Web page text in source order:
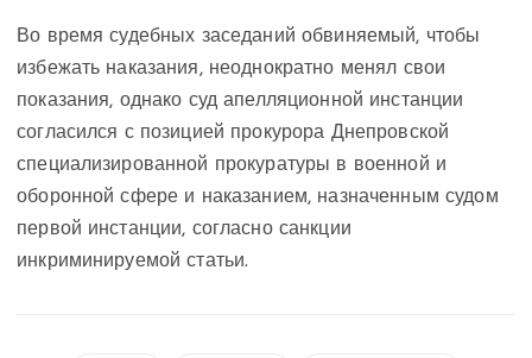
Во время судебных заседаний обвиняемый, чтобы
избежать наказания, неоднократно менял свои
показания, однако суд апелляционной инстанции
согласился с позицией прокурора Днепровской
специализированной прокуратуры в военной и
оборонной сфере и наказанием, назначенным судом
первой инстанции, согласно санкции
инкриминируемой статьи.